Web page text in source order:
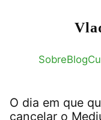
SobreBlog
O dia em que
cancelar o